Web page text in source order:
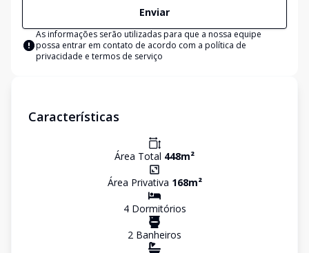
Enviar
As informações serão utilizadas para que a nossa equipe
possa entrar em contato de acordo com a política de
privacidade e termos de serviço
Características
Área Total 448m²
Área Privativa 168m²
4Dormitórios
2 Banheiros